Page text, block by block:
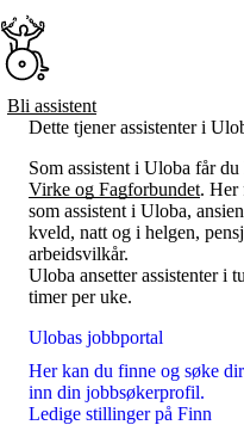
til
hovedinnhold
Søk:
Hva vi gjør
BPA – Borgerstyrt personlig
BPA og kommunen
Beslutningsstøtteråd
Funksjonsassistanse
Stolte, sterke og synlige historier
Ti gode grunner til å velge Uloba
Engasjer deg
Bli medlem
Bli assistent
Kampsaker
Arrangementer
Independent Living-festivalen
Skansgård-forelesningen
Bli assistent
Dette tjener assistenter i
Som assistent i Uloba får
Virke og Fagforbundet. Her
som assistent i Uloba,
kveld, natt og i helgen,
arbeidsvilkår.
Uloba ansetter assistenter i
timer per uke.
Ulobas jobbportal
Her kan du finne og søke
inn din jobbsøkerprofil.
Ledige stillinger på Finn